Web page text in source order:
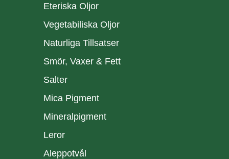
Eteriska Oljor
Vegetabiliska Oljor
Naturliga Tillsatser
Smör, Vaxer & Fett
Salter
Mica Pigment
Mineralpigment
Leror
Aleppotvål